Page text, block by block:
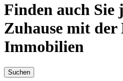
Finden auch Sie
Zuhause mit der
Immobilien
Suchen